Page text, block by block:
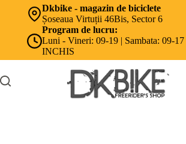
Dkbike - magazin de biciclete
Șoseaua Virtuții 46Bis, Sector 6
Program de lucru:
Luni - Vineri: 09-19 | Sambata: 09-
INCHIS